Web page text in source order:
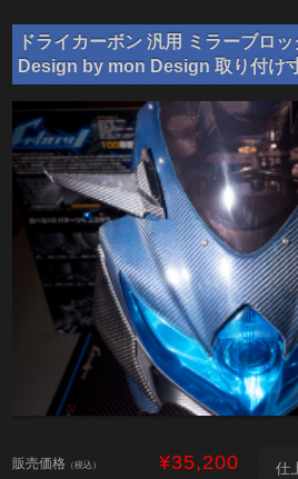
ドライカーボン 汎用 ミラーブロ
Design by mon Design 取り付け
販売価格 （税込） ¥35,200 仕